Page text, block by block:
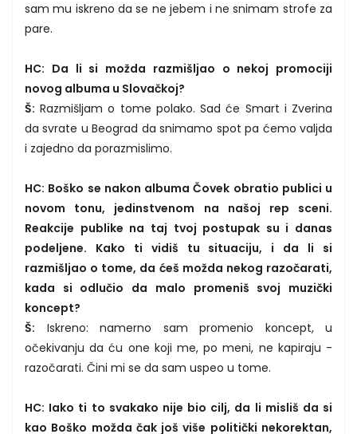
sam mu iskreno da se ne jebem i ne snimam strofe za
pare.
HC: Da li si možda razmišljao o nekoj promociji
novog albuma u Slovačkoj?
Š: Razmišljam o tome polako. Sad će Smart i Zverina
da svrate u Beograd da snimamo spot pa ćemo valjda
i zajedno da porazmislimo.
HC: Boško se nakon albuma Čovek obratio publici u
novom tonu, jedinstvenom na našoj rep sceni.
Reakcije publike na taj tvoj postupak su i danas
podeljene. Kako ti vidiš tu situaciju, i da li si
razmišljao o tome, da ćeš možda nekog razočarati,
kada si odlučio da malo promeniš svoj muzički
koncept?
Š: Iskreno: namerno sam promenio koncept, u
očekivanju da ću one koji me, po meni, ne kapiraju -
razočarati. Čini mi se da sam uspeo u tome.
HC: Iako ti to svakako nije bio cilj, da li misliš da si
kao Boško možda čak još više politički nekorektan,